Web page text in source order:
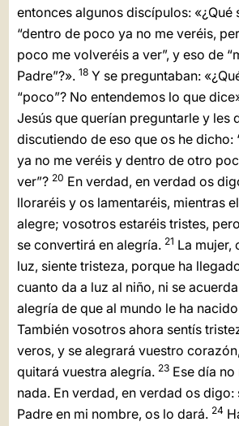
entonces algunos discípulos: «¿Qué
“dentro de poco ya no me veréis,
poco me volveréis a ver”, y eso de
Padre”?». 18Y se preguntaban:
“poco”? No entendemos lo que
Jesús que querían preguntarle y les
discutiendo de eso que os he dicho:
ya no me veréis y dentro de otro
ver”? 20 En verdad, en verdad os
lloraréis y os lamentaréis, mientras
alegre; vosotros estaréis tristes,
se convertirá en alegría. 21 La mujer,
luz, siente tristeza, porque ha
cuanto da a luz al niño, ni se
alegría de que al mundo le ha
También vosotros ahora sentís
veros, y se alegrará vuestro
quitará vuestra alegría. 23Ese día no
nada. En verdad, en verdad os digo:
Padre en mi nombre, os lo dará. 24